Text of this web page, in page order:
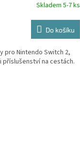
Skladem 5-7 ks
Do košíku
pro Nintendo Switch 2,
na cestách.